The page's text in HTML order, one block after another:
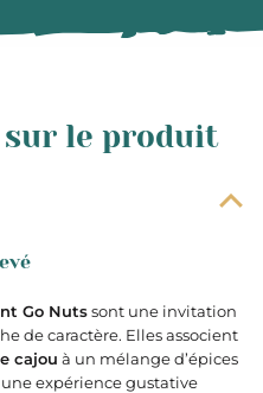
sur le produit
Go Nutssont une invitation
de caractère. Elles associent
cajou à un mélange d’épices
expérience gustative